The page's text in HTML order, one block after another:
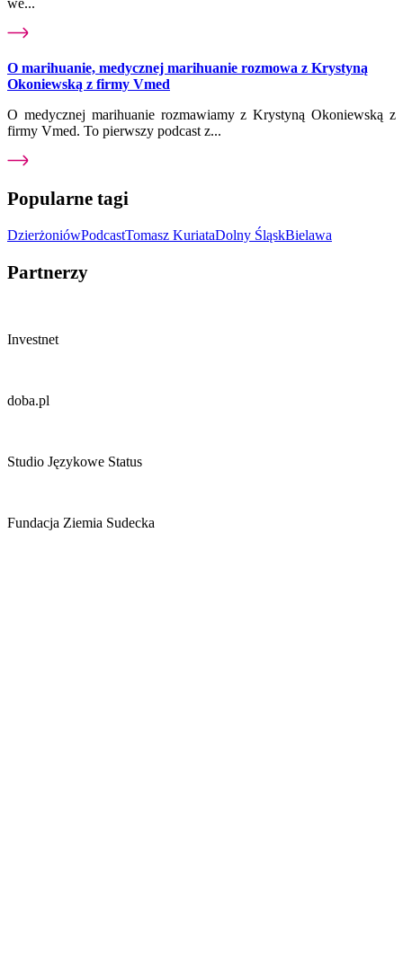
O marihuanie, medycznej marihuanie rozmowa z Krystyną
Okoniewską z firmy Vmed
O medycznej marihuanie rozmawiamy z Krystyną Okoniewską z
firmy Vmed. To pierwszy podcast z...
Popularne tagi
DzierżoniówPodcastTomasz KuriataDolny ŚląskBielawa
Partnerzy
Investnet
doba.pl
Studio Językowe Status
Fundacja Ziemia Sudecka